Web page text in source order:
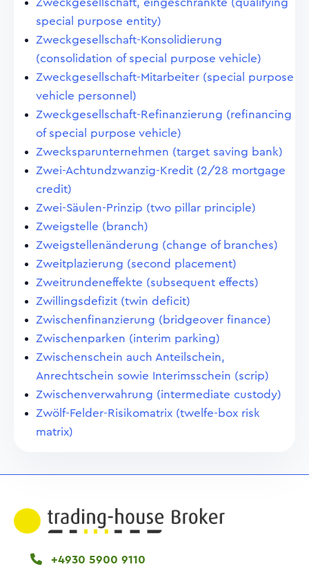
Zweckgesellschaft, eingeschränkte (qualifying
special purpose entity)
Zweckgesellschaft-Konsolidierung
(consolidation of special purpose vehicle)
Zweckgesellschaft-Mitarbeiter (special purpose
vehicle personnel)
Zweckgesellschaft-Refinanzierung (refinancing
of special purpose vehicle)
Zwecksparunternehmen (target saving bank)
Zwei-Achtundzwanzig-Kredit (2/28 mortgage
credit)
Zwei-Säulen-Prinzip (two pillar principle)
Zweigstelle (branch)
Zweigstellenänderung (change of branches)
Zweitplazierung (second placement)
Zweitrundeneffekte (subsequent effects)
Zwillingsdefizit (twin deficit)
Zwischenfinanzierung (bridgeover finance)
Zwischenparken (interim parking)
Zwischenschein auch Anteilschein,
Anrechtschein sowie Interimsschein (scrip)
Zwischenverwahrung (intermediate custody)
Zwölf-Felder-Risikomatrix (twelfe-box risk
matrix)
+4930 5900 9110